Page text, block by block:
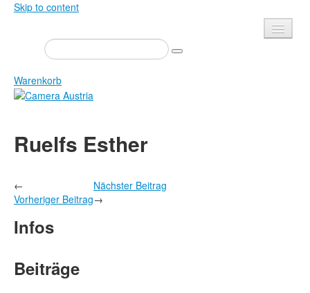
Skip to content
Presse
Veranstaltungen
Newsletter
Über uns
Shop
Warenkorb
Zeitschrift
Bücher
Camera Austria Preis
Ruelfs Esther
←
Vorheriger Beitrag
Nächster Beitrag
→
Infos
Beiträge